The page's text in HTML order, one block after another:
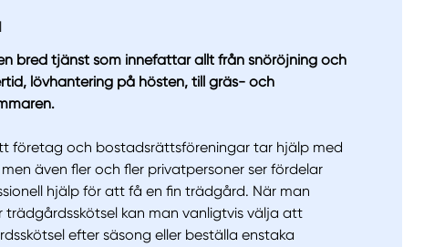
Få hjälp
Välj tillvägagångssätt
bred tjänst som innefattar allt från snöröjning och
lövhantering på hösten, till gräs- och
företag och bostadsrättsföreningar tar hjälp med
även fler och fler privatpersoner ser fördelar
hjälp för att få en fin trädgård. När man
kan man vanligtvis välja att
efter säsong eller beställa enstaka